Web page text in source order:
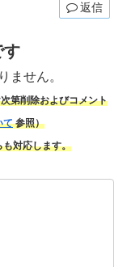
返信
す
ません。
第削除およびコメント
て参照）
対応します。